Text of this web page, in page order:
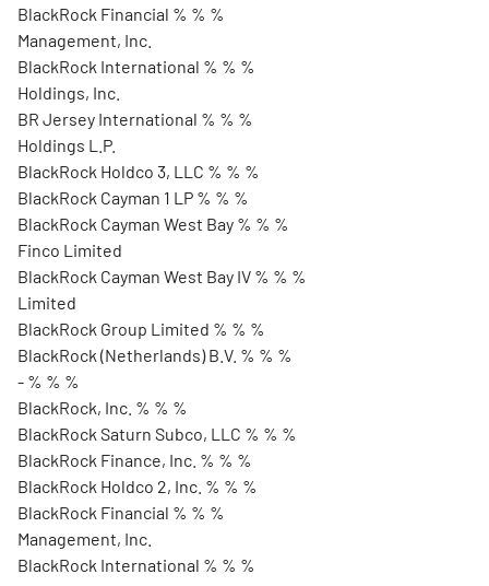
BlackRock Financial % % %
Management, Inc.
BlackRock International % % %
Holdings, Inc.
BR Jersey International % % %
Holdings L.P.
BlackRock Holdco 3, LLC % % %
BlackRock Cayman 1 LP % % %
BlackRock Cayman West Bay % % %
Finco Limited
BlackRock Cayman West Bay IV % % %
Limited
BlackRock Group Limited % % %
BlackRock (Netherlands) B.V. % % %
- % % %
BlackRock, Inc. % % %
BlackRock Saturn Subco, LLC % % %
BlackRock Finance, Inc. % % %
BlackRock Holdco 2, Inc. % % %
BlackRock Financial % % %
Management, Inc.
BlackRock International % % %